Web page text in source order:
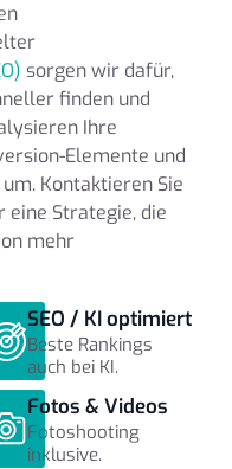
sorgen wir dafür,
finden und
Ihre
Elemente und
Kontaktieren Sie
eine Strategie, die
mehr
SEO / KI optimiert
Beste Rankings
auch bei KI.
Fotos & Videos
Fotoshooting
inklusive.